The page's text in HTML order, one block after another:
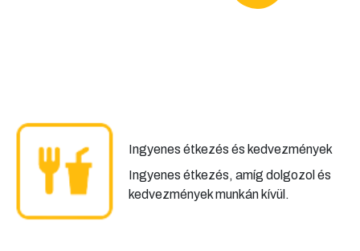
Ingyenes étkezés és kedvezmények
Ingyenes étkezés, amíg dolgozol és
kedvezmények munkán kívül.